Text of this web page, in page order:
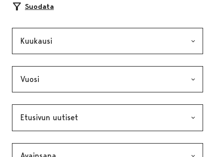
Suodata